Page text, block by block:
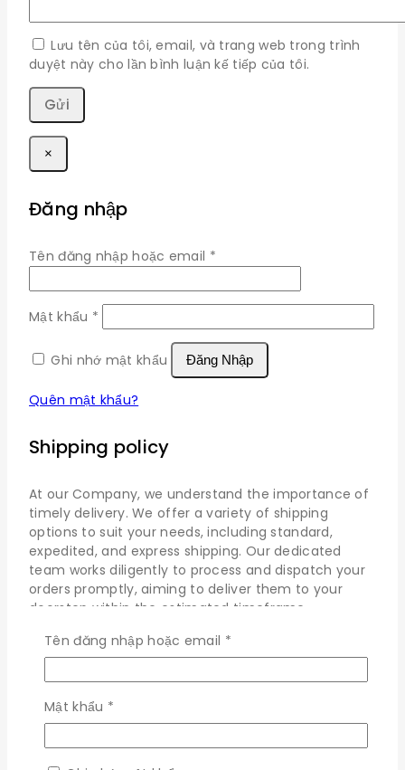
Lưu tên của tôi, email, và trang web trong trình
duyệt này cho lần bình luận kế tiếp của tôi.
×
Đăng nhập
Tên đăng nhập hoặc email *Bắt
Mật khẩu *
buộc
Ghi nhớ mật khẩu
Đăng Nhập
Quên mật khẩu?
Shipping policy
At our Company, we understand the importance of
timely delivery. We offer a variety of shipping
options to suit your needs, including standard,
expedited, and express shipping. Our dedicated
team works diligently to process and dispatch your
orders promptly, aiming to deliver them to your
doorstep within the estimated timeframe.
We strive to provide fast and reliable shipping to our
customers. Here’s everything you need to know
about our shipping process:
Dispatch: Within 24 Hours
Free shipping across all products on a
minimum purchase of $99.
Tên đăng nhập hoặc email *Bắt
buộc
Mật khẩu *
buộc